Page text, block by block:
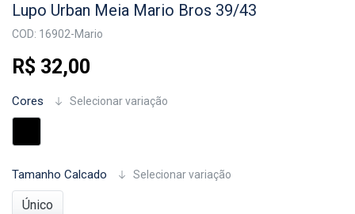
Lupo Urban Meia Mario Bros 39/43
COD: 16902-Mario
R$ 32,00
Cores Selecionar variação
Tamanho Calcado Selecionar variação
Único